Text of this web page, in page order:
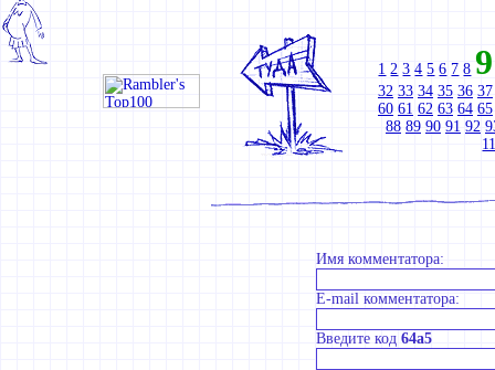
1 2 3 4 5 6 7 8 9
32 33 34 35 36 37
60 61 62 63 64 65
88 89 90 91 92
Имя комментатора:
E-mail комментатора:
Введите код 64a5